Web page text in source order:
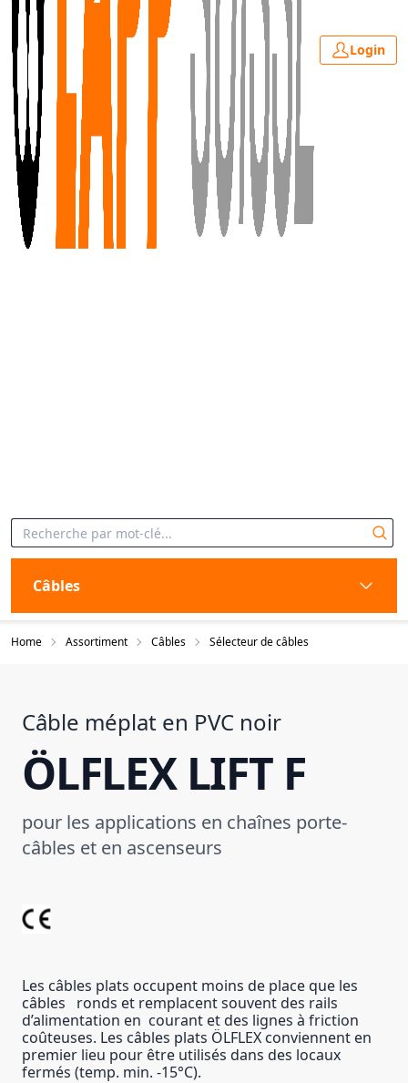
Login
Câbles
Home Assortiment Câbles Sélecteur de câbles
Câble méplat en PVC noir
ÖLFLEX LIFT F
pour les applications en chaînes porte-
câbles et en ascenseurs
Les câbles plats occupent moins de place que les
câbles ronds et remplacent souvent des rails
d’alimentation en courant et des lignes à friction
coûteuses. Les câbles plats ÖLFLEX conviennent en
premier lieu pour être utilisés dans des locaux
fermés (temp. min. -15°C).